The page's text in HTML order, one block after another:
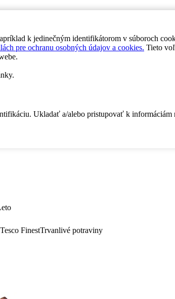
k jedinečným identifikátorom v súboroch
pre ochranu osobných údajov a cookies. Tieto
Ukladať a/alebo pristupovať k informáciám
Tesco FinestTrvanlivé potraviny